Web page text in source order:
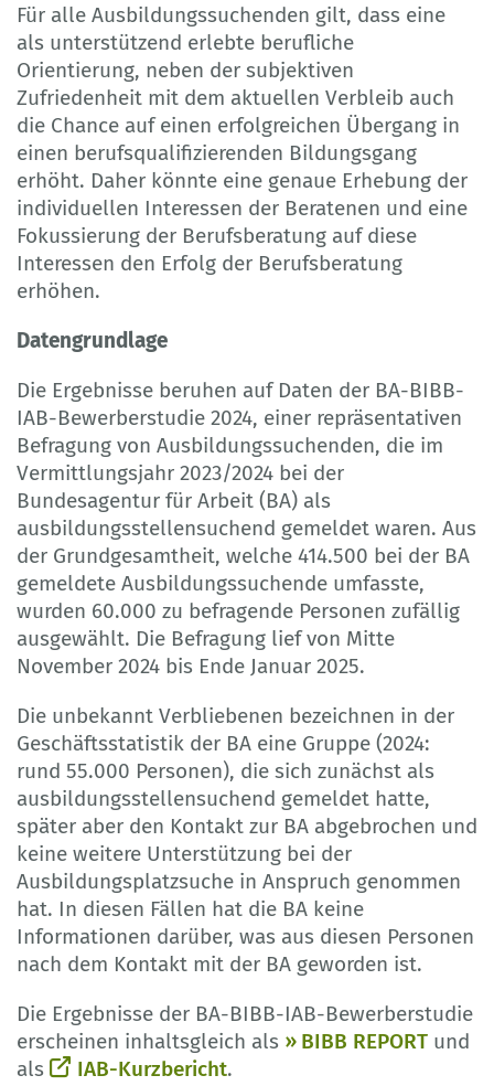
Für alle Ausbildungssuchenden gilt, dass eine
als unterstützend erlebte berufliche
Orientierung, neben der subjektiven
Zufriedenheit mit dem aktuellen Verbleib auch
die Chance auf einen erfolgreichen Übergang in
einen berufsqualifizierenden Bildungsgang
erhöht. Daher könnte eine genaue Erhebung der
individuellen Interessen der Beratenen und eine
Fokussierung der Berufsberatung auf diese
Interessen den Erfolg der Berufsberatung
erhöhen.
Datengrundlage
Die Ergebnisse beruhen auf Daten der BA-BIBB-
IAB-Bewerberstudie 2024, einer repräsentativen
Befragung von Ausbildungssuchenden, die im
Vermittlungsjahr 2023/2024 bei der
Bundesagentur für Arbeit (BA) als
ausbildungsstellensuchend gemeldet waren. Aus
der Grundgesamtheit, welche 414.500 bei der BA
gemeldete Ausbildungssuchende umfasste,
wurden 60.000 zu befragende Personen zufällig
ausgewählt. Die Befragung lief von Mitte
November 2024 bis Ende Januar 2025.
Die unbekannt Verbliebenen bezeichnen in der
Geschäftsstatistik der BA eine Gruppe (2024:
rund 55.000 Personen), die sich zunächst als
ausbildungsstellensuchend gemeldet hatte,
später aber den Kontakt zur BA abgebrochen und
keine weitere Unterstützung bei der
Ausbildungsplatzsuche in Anspruch genommen
hat. In diesen Fällen hat die BA keine
Informationen darüber, was aus diesen Personen
nach dem Kontakt mit der BA geworden ist.
Die Ergebnisse der BA-BIBB-IAB-Bewerberstudie
erscheinen inhaltsgleich als
BIBB REPORT und
als
IAB-Kurzbericht.